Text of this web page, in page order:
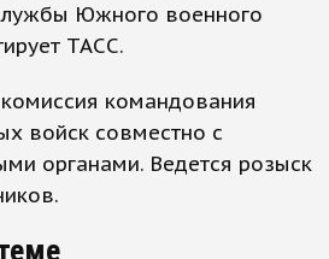
Южного военного
ТАСС.
командования
войск совместно с
органами. Ведется розыск